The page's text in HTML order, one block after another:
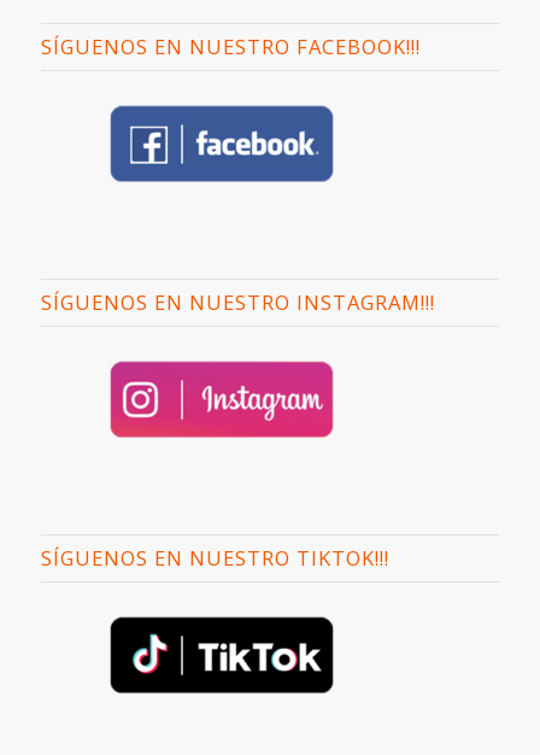
SÍGUENOS EN NUESTRO FACEBOOK!!!
SÍGUENOS EN NUESTRO INSTAGRAM!!!
SÍGUENOS EN NUESTRO TIKTOK!!!